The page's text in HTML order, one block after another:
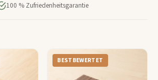
100 % Zufriedenheitsgarantie
BESTBEWERTET